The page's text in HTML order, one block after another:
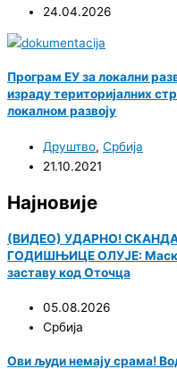
24.04.2026
Програм ЕУ за локални
израду територијалних
локалном развоју
Друштво, Србија
21.10.2021
Најновије
(ВИДЕО) УДАРНО!
ГОДИШЊИЦЕ ОЛУЈЕ:
заставу код Оточца
05.08.2026
Србија
Ови људи немају срама!